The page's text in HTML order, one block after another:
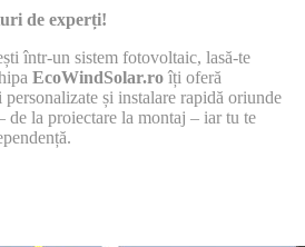
de experți!
într-un sistem fotovoltaic, lasă-te
EcoWindSolar.ro îți oferă
și instalare rapidă oriunde
de la proiectare la montaj – iar tu te